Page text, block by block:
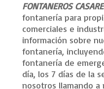
FONTANEROS
fontanería para
comerciales e
información sobre
fontanería,
fontanería de
día, los 7 días de la
nosotros llamando